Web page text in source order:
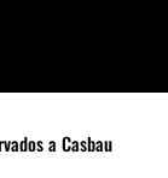
a Casbau